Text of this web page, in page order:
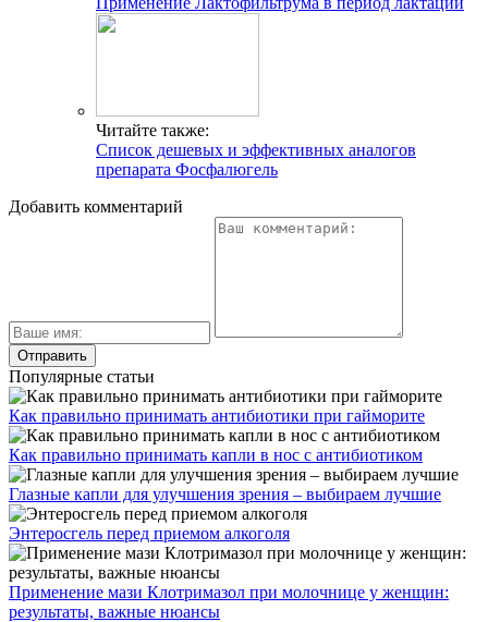
Читайте также:
Список дешевых и эффективных аналогов
препарата Фосфалюгель
Добавить комментарий
Популярные статьи
Как правильно принимать антибиотики при гайморите
Как правильно принимать капли в нос с антибиотиком
Глазные капли для улучшения зрения – выбираем лучшие
Энтеросгель перед приемом алкоголя
Применение мази Клотримазол при молочнице у женщин:
результаты, важные нюансы